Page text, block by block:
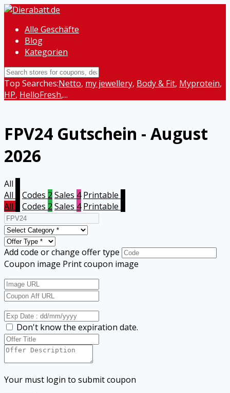
Alle Geschäfte
Blog
Kategorien
Top Searches:Netto, my jewellery, Body & Fit, Myprotein,
HP, HelloFresh,...
FPV24 Gutschein - August
2026
All
All
Codes 2 Sales 4 Printable
All
Codes 2 Sales 4 Printable
Add code or change offer type
Coupon image Print coupon image
Don't know the expiration date.
Your must login to submit coupon